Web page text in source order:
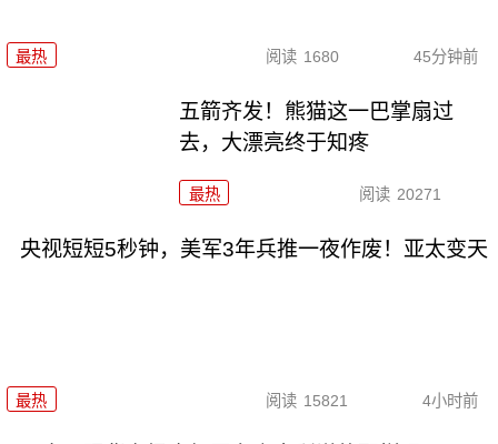
最热 阅读 1680 45分钟前
五箭齐发！熊猫这一巴掌扇过
去，大漂亮终于知疼
最热 阅读 20271
央视短短5秒钟，美军3年兵推一夜作废！亚太变天
最热 阅读 15821 4小时前